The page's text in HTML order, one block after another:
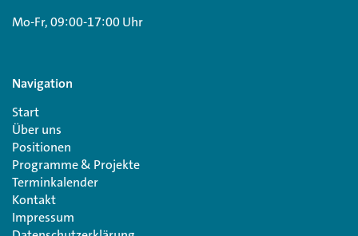
Mo-Fr, 09:00-17:00 Uhr
Navigation
Start
Über uns
Positionen
Programme & Projekte
Terminkalender
Kontakt
Impressum